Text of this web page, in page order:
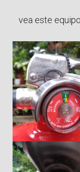
vea este